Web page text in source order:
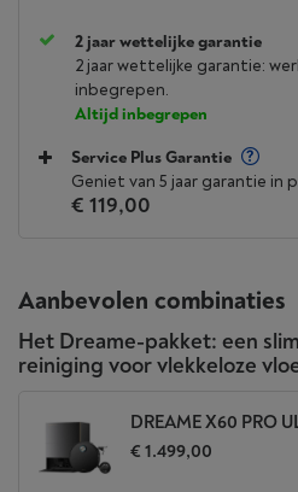
2 jaar wettelijke garantie
2 jaar wettelijke garantie:
inbegrepen.
Altijd inbegrepen
Service Plus Garantie
Geniet van 5 jaar garantie in
€ 119,00
Aanbevolen combinaties
Het Dreame-pakket: een
reiniging voor vlekkeloze
DREAME X60 PRO
€ 1.499,00